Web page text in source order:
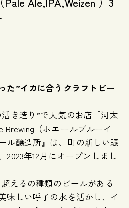
た”イカに合うクラフトビー
き造り”で人気のお店「河太
Brewing（ホエールブルーイ
ル醸造所』は、町の新しい賑
2023年12月にオープンしまし
えるの種類のビールがある
味しい呼子の水を活かし、イ